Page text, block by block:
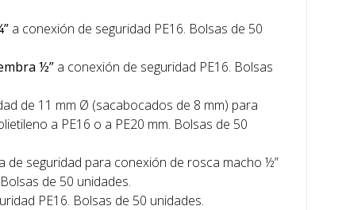
a conexión de seguridad PE16. Bolsas de 50
½”a conexión de seguridad PE16. Bolsas
de 11 mm Ø (sacabocados de 8 mm) para
a PE16 o a PE20 mm. Bolsas de 50
de seguridad para conexión de rosca macho ½”
de 50 unidades.
PE16. Bolsas de 50 unidades.